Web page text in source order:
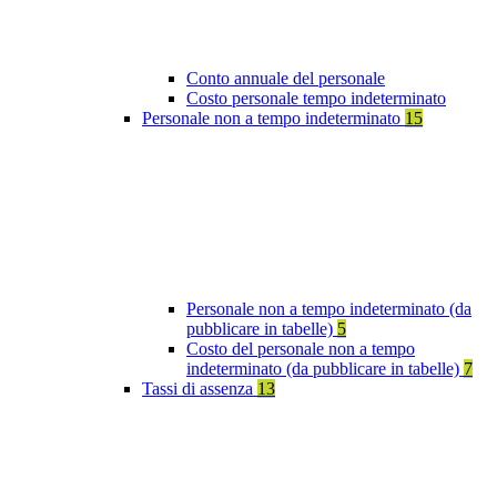
Conto annuale del personale
Costo personale tempo indeterminato
Personale non a tempo indeterminato 15
Personale non a tempo indeterminato (da
pubblicare in tabelle) 5
Costo del personale non a tempo
indeterminato (da pubblicare in tabelle) 7
Tassi di assenza 13